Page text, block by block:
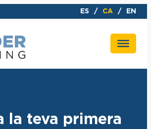
ES CA EN
la teva primera